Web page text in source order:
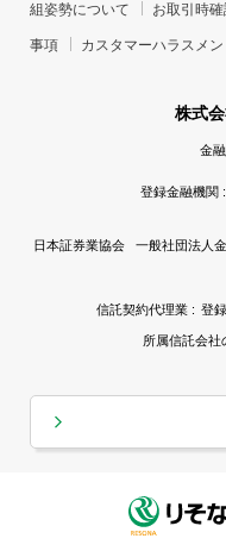
組姿勢について お取引時
事項 カスタマーハラスメ
株式
金
登録金融機関 :
日本証券業協会 一般社団法人
信託契約代理業 : 登
所属信託会社